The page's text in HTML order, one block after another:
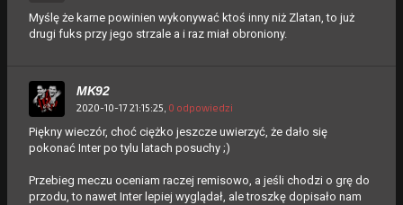
Myślę że karne powinien wykonywać ktoś inny niż Zlatan, to już
drugi fuks przy jego strzale a i raz miał obroniony.
MK92
2020-10-17 21:15:25, 0 odpowiedzi
Piękny wieczór, choć ciężko jeszcze uwierzyć, że dało się
pokonać Inter po tylu latach posuchy ;)
Przebieg meczu oceniam raczej remisowo, a jeśli chodzi o grę do
przodu, to nawet Inter lepiej wyglądał, ale troszkę dopisało nam